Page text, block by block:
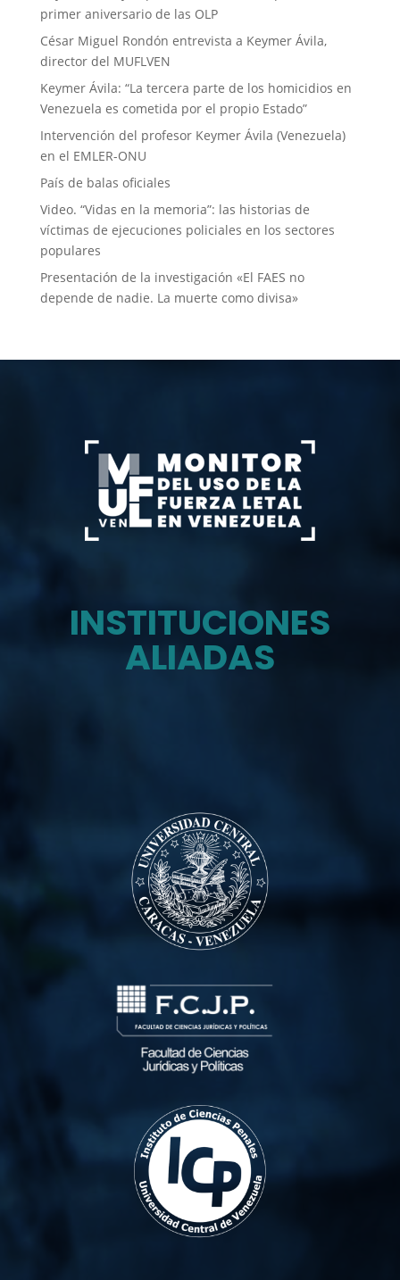
primer aniversario de las OLP
César Miguel Rondón entrevista a Keymer Ávila,
director del MUFLVEN
Keymer Ávila: “La tercera parte de los homicidios en
Venezuela es cometida por el propio Estado”
Intervención del profesor Keymer Ávila (Venezuela)
en el EMLER-ONU
País de balas oficiales
Video. “Vidas en la memoria”: las historias de
víctimas de ejecuciones policiales en los sectores
populares
Presentación de la investigación «El FAES no
depende de nadie. La muerte como divisa»
INSTITUCIONES
ALIADAS